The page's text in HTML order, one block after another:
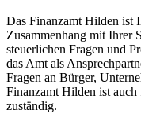
Das Finanzamt Hilden ist
Zusammenhang mit Ihrer
steuerlichen Fragen und
das Amt als
Fragen an Bürger,
Finanzamt Hilden ist auch
zuständig.